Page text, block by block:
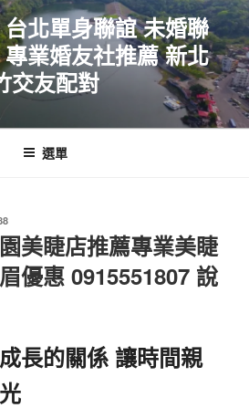
北單身聯誼 未婚聯
業婚友社推薦 新北
交友配對
選單
美睫店推薦專業美睫
優惠 0915551807 說
長的關係 讓時間親